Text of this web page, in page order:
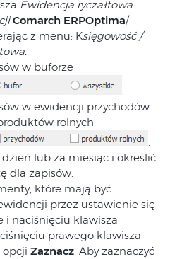
Ewidencja ryczałtowa
Comarch ERPOptima/
z menu: Księgowość /
w buforze
.
w ewidencji przychodów
rolnych
.
dzień lub za miesiąc i określić
dla zapisów.
które mają być
przez ustawienie się
i naciśnięciu klawisza
prawego klawisza
opcji Zaznacz. Aby zaznaczyć